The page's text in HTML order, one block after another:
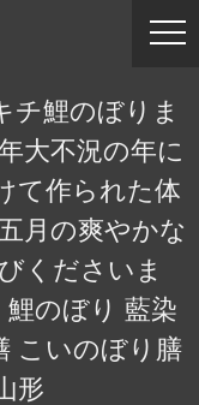
チ鯉のぼりま
大不況の年に
て作られた体
月の爽やかな
くださいま
のぼり 藍染
こいのぼり膳
形